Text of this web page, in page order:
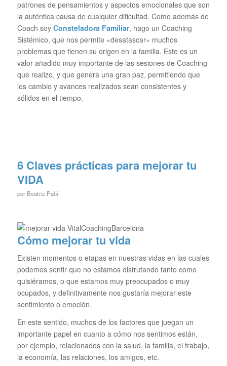
patrones de pensamientos y aspectos emocionales que son
la auténtica causa de cualquier dificultad. Como además de
Coach soy Consteladora Familiar, hago un Coaching
Sistémico, que nos permite «desatascar» muchos
problemas que tienen su origen en la familia. Este es un
valor añadido muy importante de las sesiones de Coaching
que realizo, y que genera una gran paz, permitiendo que
los cambio y avances realizados sean consistentes y
sólidos en el tiempo.
6 Claves prácticas para mejorar tu
VIDA
por Beatriz Palá
Cómo mejorar tu vida
Existen momentos o etapas en nuestras vidas en las cuales
podemos sentir que no estamos disfrutando tanto como
quisiéramos, o que estamos muy preocupados o muy
ocupados, y definitivamente nos gustaría mejorar este
sentimiento o emoción.
En este sentido, muchos de los factores que juegan un
importante papel en cuanto a cómo nos sentimos están,
por ejemplo, relacionados con la salud, la familia, el trabajo,
la economía, las relaciones, los amigos, etc.